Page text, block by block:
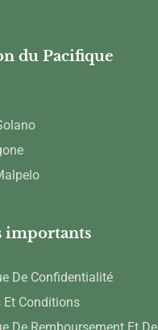
du Pacifique
importants
De Confidentialité
Et Conditions